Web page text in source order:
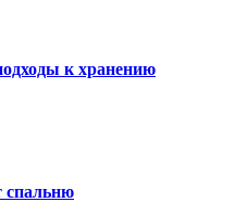
к хранению
спальню